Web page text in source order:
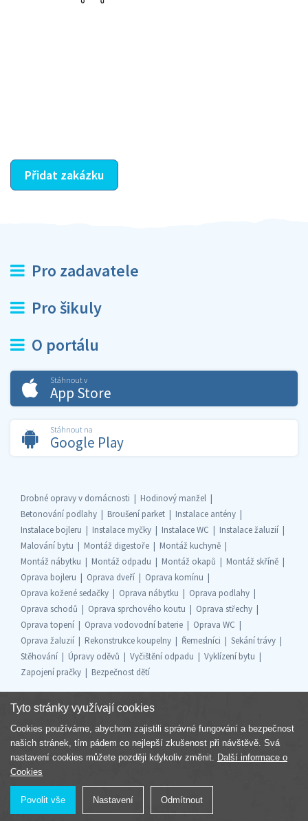
Přidat zakázku
Pro zadavatele
Pro šikuly
O portálu
Stáhnout v
App Store
Stáhnout na
Google Play
Drobné opravy v domácnosti
Hodinový manžel
Betonování podlahy
Broušení parket
Instalace antény
Instalace bojleru
Instalace myčky Instalace WC
Instalace žaluzií
Malování bytu
Montáž digestoře
Montáž kuchyně
Montáž nábytku
Montáž odpadu Montáž okapů
Montáž skříně
Oprava bojleru
Oprava dveří
Oprava komínu
Oprava kožené sedačky
Oprava nábytku
Oprava podlahy
Oprava schodů
Oprava sprchového koutu
Oprava střechy
Oprava topení
Oprava vodovodní baterie
Oprava WC
Oprava žaluzií
Rekonstrukce koupelny Řemeslníci
Sekání trávy
Stěhování
Úpravy oděvů Vyčištění odpadu
Vyklízení bytu
Zapojení pračky
Bezpečnost dětí
Součást skupiny
Tyto stránky využívají cookies
Cookies používáme, abychom zajistili správné fungování a bezpečnost
našich stránek, tím pádem co nejlepší zkušenost při návštěvě. Svá
nastavení cookies můžete později kdykoliv změnit. Další informace o
Cookies
Povolit vše Nastavení Odmítnout